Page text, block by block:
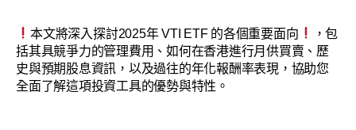
本文將深入探討2025年 VTI ETF 的各個重要面向
，包
括其具競爭力的管理費用、如何在香港進行月供買賣、歷
史與預期股息資訊，以及過往的年化報酬率表現，協助您
全面了解這項投資工具的優勢與特性。